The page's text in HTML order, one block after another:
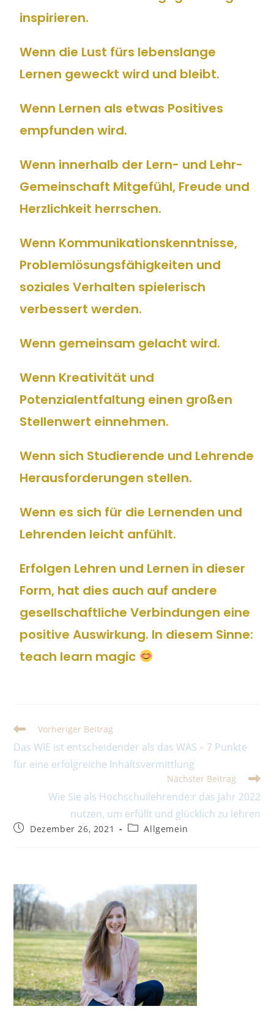
inspirieren.
Wenn die Lust fürs lebenslange
Lernen geweckt wird und bleibt.
Wenn Lernen als etwas Positives
empfunden wird.
Wenn innerhalb der Lern- und Lehr-
Gemeinschaft Mitgefühl, Freude und
Herzlichkeit herrschen.
Wenn Kommunikationskenntnisse,
Problemlösungsfähigkeiten und
soziales Verhalten spielerisch
verbessert werden.
Wenn gemeinsam gelacht wird.
Wenn Kreativität und
Potenzialentfaltung einen großen
Stellenwert einnehmen.
Wenn sich Studierende und Lehrende
Herausforderungen stellen.
Wenn es sich für die Lernenden und
Lehrenden leicht anfühlt.
Erfolgen Lehren und Lernen in dieser
Form, hat dies auch auf andere
gesellschaftliche Verbindungen eine
positive Auswirkung. In diesem Sinne:
teach learn magic
Vorheriger Beitrag
Das WIE ist entscheidender als das WAS – 7 Punkte
für eine erfolgreiche Inhaltsvermittlung
Nächster Beitrag
Wie Sie als Hochschullehrende:r das Jahr 2022
nutzen, um erfüllt und glücklich zu lehren
Dezember 26, 2021 Allgemein